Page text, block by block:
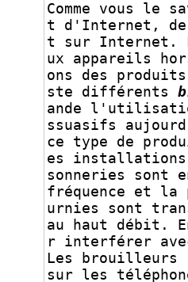
Comme vous le
t d'Internet, de
t sur Internet.
ux appareils
ons des
ste différents
ande
ssuasifs
ce type de
es
sonneries sont
fréquence et la
urnies sont
au haut débit.
r interférer
Les brouilleurs
sur les